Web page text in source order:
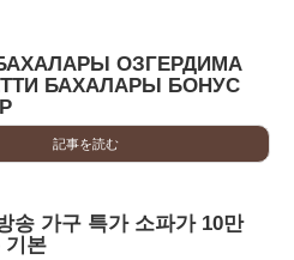
ОЗГЕРДИМА
БАХАЛАРЫ БОНУС
記事を読む
송 가구 특가 소파가 10만
기본